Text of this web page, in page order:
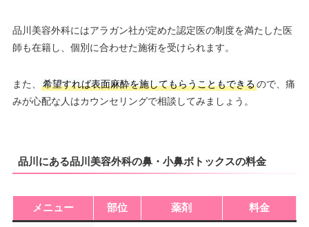
品川美容外科にはアラガン社が定めた認定医の制度を満たした医
師も在籍し、個別に合わせた施術を受けられます。
また、 希望すれば表面麻酔を施してもらうこともできるので、痛
みが心配な人はカウンセリングで相談してみましょう。
品川にある品川美容外科の鼻・小鼻ボトックスの料金
メニュー 部位 薬剤 料金